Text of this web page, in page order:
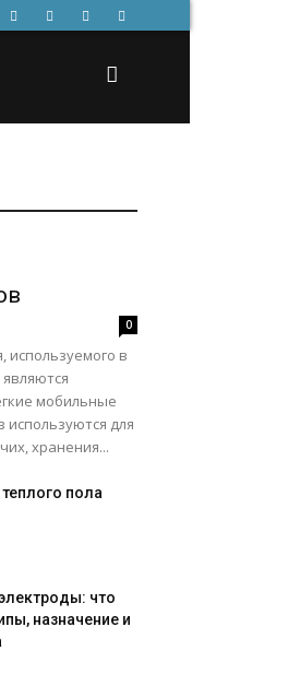
0
в
мобильные
для
хранения...
пола
что
назначение и